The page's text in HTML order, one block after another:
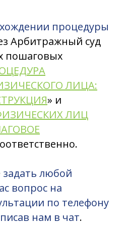
процедуры
Арбитражный суд
пошаговых
ЛИЦА:
» и
ЛИЦ
задать любой
вопрос на
по телефону
нам в чат.